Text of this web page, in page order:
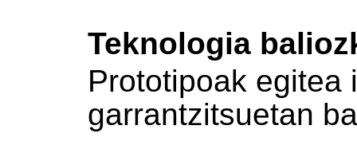
Teknologia
Prototipoak egitea
garrantzitsuetan